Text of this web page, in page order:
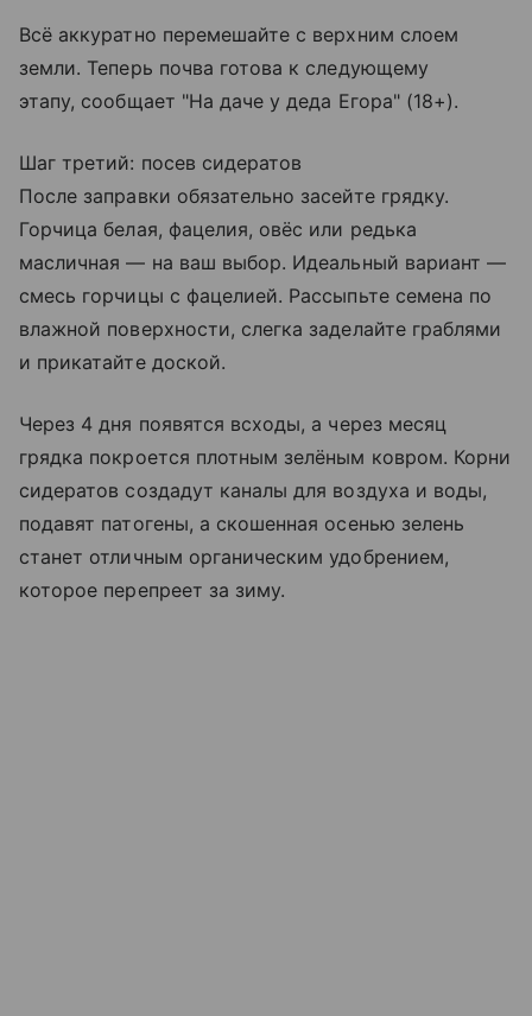
Всё аккуратно перемешайте с верхним слоем
земли. Теперь почва готова к следующему
этапу, сообщает "На даче у деда Егора" (18+).
Шаг третий: посев сидератов
После заправки обязательно засейте грядку.
Горчица белая, фацелия, овёс или редька
масличная — на ваш выбор. Идеальный вариант —
смесь горчицы с фацелией. Рассыпьте семена по
влажной поверхности, слегка заделайте граблями
и прикатайте доской.
Через 4 дня появятся всходы, а через месяц
грядка покроется плотным зелёным ковром. Корни
сидератов создадут каналы для воздуха и воды,
подавят патогены, а скошенная осенью зелень
станет отличным органическим удобрением,
которое перепреет за зиму.